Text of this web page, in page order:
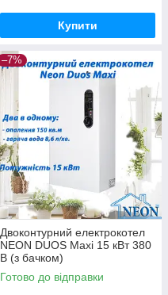
Купити
–7%
Двоконтурний електрокотел
NEON DUOS Maxi 15 кВт 380
В (з бачком)
Готово до відправки